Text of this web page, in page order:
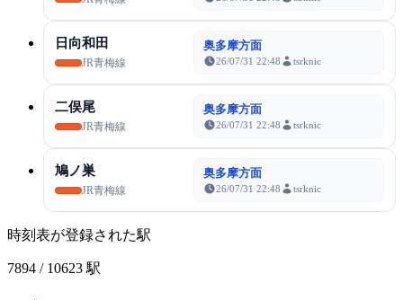
日向和田
JR青梅線
奥多摩方面
26/07/31 22:48 tsrknic
二俣尾
JR青梅線
奥多摩方面
26/07/31 22:48 tsrknic
鳩ノ巣
JR青梅線
奥多摩方面
26/07/31 22:48 tsrknic
時刻表が登録された駅
7894 / 10623 駅